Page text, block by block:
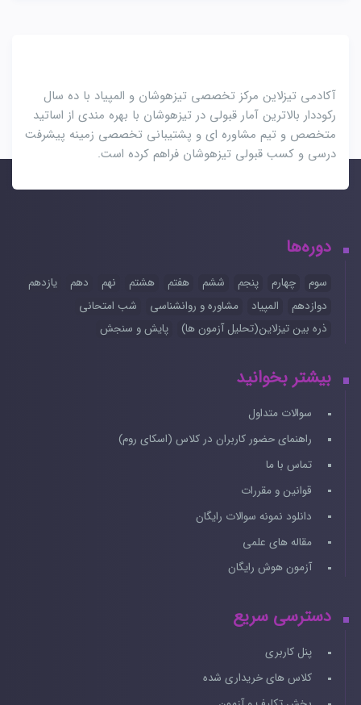
آکادمی تیزلاین مرکز تخصصی تیزهوشان و المپیاد با ده سال
رکوددار بالاترین آمار قبولی در تیزهوشان با بهره مندی از اساتید
متخصص و تیم مشاوره ای و پشتیبانی تخصصی زمینه پیشرفت
درسی و کسب قبولی تیزهوشان فراهم کرده است.
دوره‌ها
سوم چهارم پنجم ششم هفتم هشتم نهم دهم
یازدهم
دوازدهم
المپیاد مشاوره و روانشناسی
شب امتحانی
ذره بین تیزلاین(تحلیل آزمون ها)
پایش و سنجش
بیشتر بخوانید
سوالات متداول
راهنمای حضور کاربران در کلاس (اسکای روم)
تماس با ما
قوانین و مقررات
دانلود نمونه سوالات رایگان
مقاله های علمی
آزمون هوش رایگان
دسترسی سریع
پنل کاربری
کلاس های خریداری شده